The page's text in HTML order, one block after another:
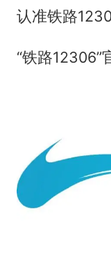
认准铁路
“铁路12306”